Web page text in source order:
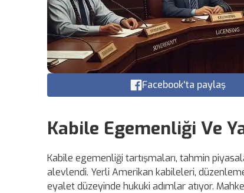
Facebook'ta paylaş
Kabile Egemenliği Ve
Kabile egemenliği tartışmaları, tahmin
alevlendi. Yerli Amerikan kabileleri,
eyalet düzeyinde hukuki adımlar atıyor.